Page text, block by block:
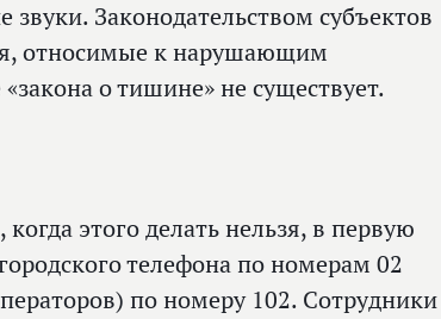
звуки. Законодательством субъектов
относимые к нарушающим
о тишине» не существует.
этого делать нельзя, в первую
телефона по номерам 02
по номеру 102. Сотрудники